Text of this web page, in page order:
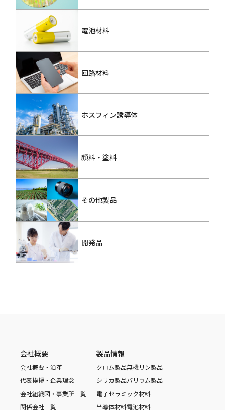
電池材料
回路材料
ホスフィン誘導体
顔料・塗料
その他製品
開発品
会社概要
会社概要・沿革
代表挨拶・企業理念
会社組織図・事業所一覧
関係会社一覧
製品情報
クロム製品無機リン製品
シリカ製品バリウム製品
電子セラミック材料
半導体材料電池材料